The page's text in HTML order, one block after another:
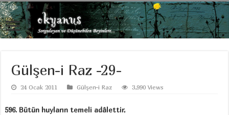
Gülşen-i Raz -29-
24 Ocak 2011 Gülşen-i Raz 3,990 Views
Bütün huyların temeli adâlettir,